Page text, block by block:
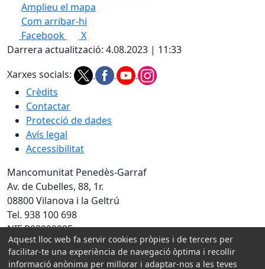
Amplieu el mapa
Com arribar-hi
+
Facebook
X
Darrera actualització: 4.08.2023 | 11:33
Xarxes socials:
Crèdits
Contactar
Protecció de dades
Avís legal
Accessibilitat
Mancomunitat Penedès-Garraf
Av. de Cubelles, 88, 1r.
08800 Vilanova i la Geltrú
Tel. 938 100 698
NIF P0800008E
Amb la col·laboració de:
Aquest lloc web fa servir cookies pròpies i de tercers per
facilitar-te una experiència de navegació òptima i recollir
informació anònima per millorar i adaptar-nos a les teves